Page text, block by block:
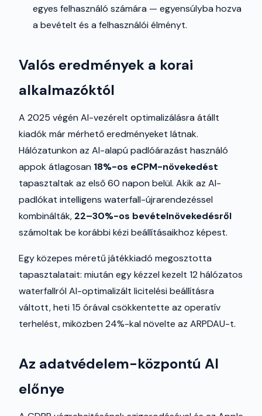
egyes felhasználó számára — egyensúlyba hozva
a bevételt és a felhasználói élményt.
Valós eredmények a korai
alkalmazóktól
A 2025 végén AI-vezérelt optimalizálásra átállt
kiadók már mérhető eredményeket látnak.
Hálózatunkon az AI-alapú padlóárazást használó
appok átlagosan 18%-os eCPM-növekedést
tapasztaltak az első 60 napon belül. Akik az AI-
padlókat intelligens waterfall-újrarendezéssel
kombinálták, 22–30%-os bevételnövekedésről
számoltak be korábbi kézi beállításaikhoz képest.
Egy közepes méretű játékkiadó megosztotta
tapasztalatait: miután egy kézzel kezelt 12 hálózatos
waterfallról AI-optimalizált licitelési beállításra
váltott, heti 15 órával csökkentette az operatív
terhelést, miközben 24%-kal növelte az ARPDAU-t.
Az adatvédelem-központú AI
előnye